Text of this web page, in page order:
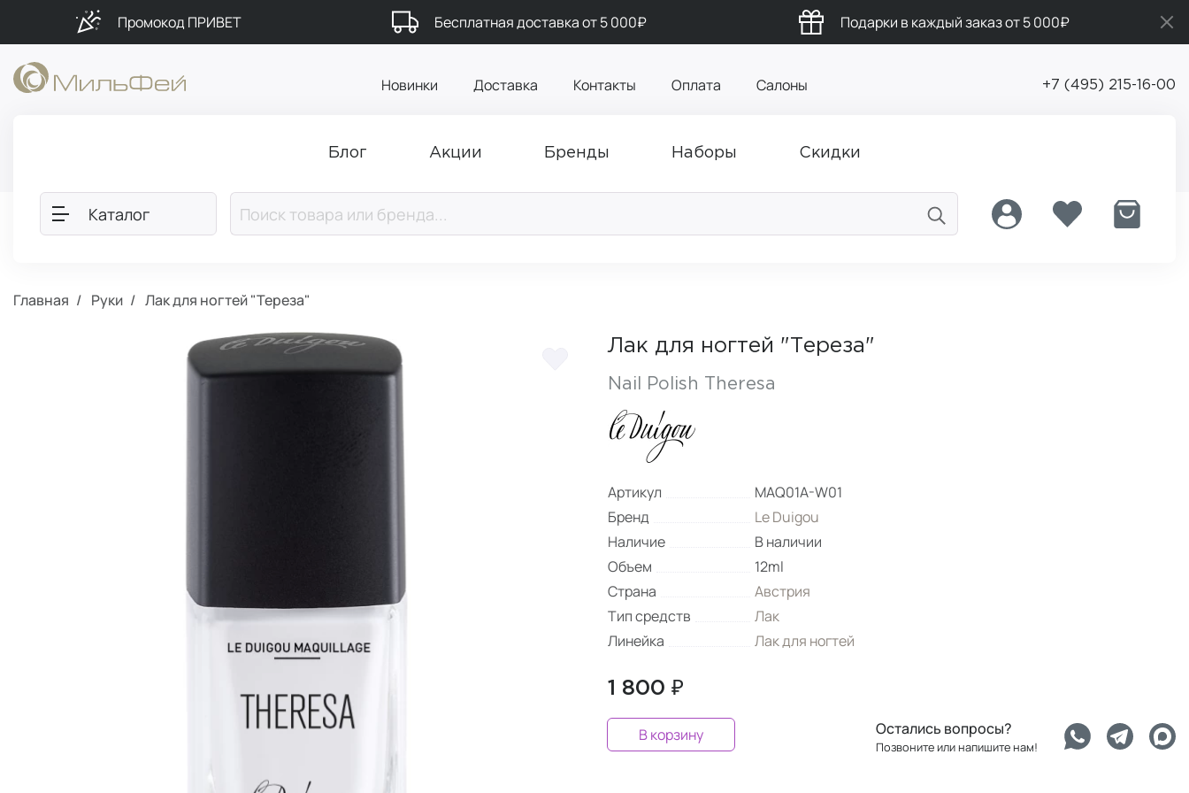
Промокод ПРИВЕТ Бесплатная доставка от 5 000₽ Подарки в каждый заказ от 5 000₽
Новинки Доставка Контакты Оплата Салоны +7 (495) 215-16-00
Блог Акции Бренды Наборы Скидки
Каталог
Главная Руки Лак для ногтей "Тереза"
Лак для ногтей "Тереза"
Nail Polish Theresa
Артикул
MAQ01A-W01
Бренд
Le Duigou
Наличие
В наличии
Объем
12ml
Страна
Австрия
Тип средств
Лак
Линейка
Лак для ногтей
1 800 ₽
В корзину Остались вопросы?
Позвоните или напишите нам!